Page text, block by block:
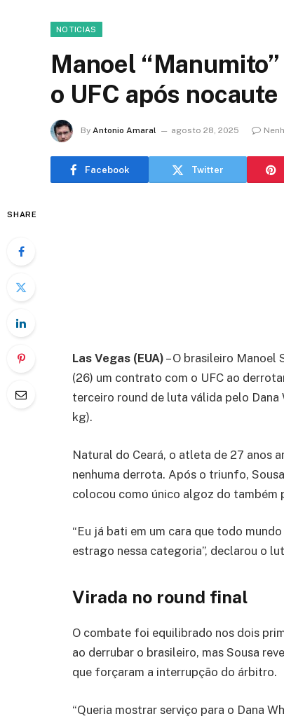
NOTICIAS
Manoel
o UFC após
By Antonio Amaral agosto 28, 2025
Facebook Twitter
SHARE
Las Vegas (EUA) – O brasileiro Manoel
(26) um contrato com o UFC ao
terceiro round de luta válida pelo Dana
kg).
Natural do Ceará, o atleta de 27 anos
nenhuma derrota. Após o triunfo,
colocou como único algoz do
“Eu já bati em um cara que todo
estrago nessa categoria”, declarou o
Virada no round final
O combate foi equilibrado nos dois
ao derrubar o brasileiro, mas Sousa
que forçaram a interrupção do árbitro.
“Queria mostrar serviço para o Dana